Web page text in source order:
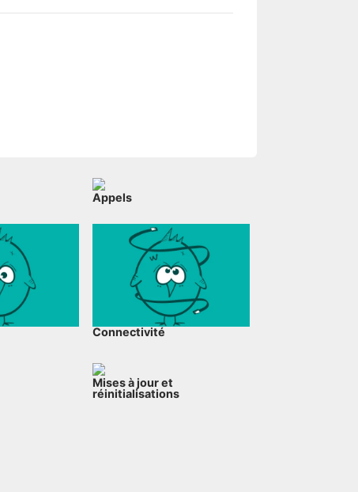
Appels
Connectivité
Mises à jour et
réinitialisations